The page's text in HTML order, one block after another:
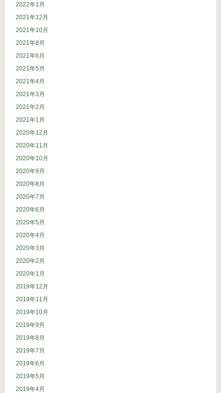
2022年1月
2021年12月
2021年10月
2021年8月
2021年6月
2021年5月
2021年4月
2021年3月
2021年2月
2021年1月
2020年12月
2020年11月
2020年10月
2020年9月
2020年8月
2020年7月
2020年6月
2020年5月
2020年4月
2020年3月
2020年2月
2020年1月
2019年12月
2019年11月
2019年10月
2019年9月
2019年8月
2019年7月
2019年6月
2019年5月
2019年4月